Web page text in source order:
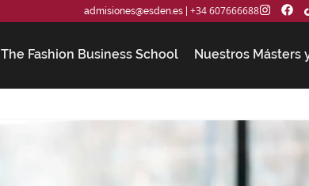
admisiones@esden.es| +34 607666688
The Fashion Business School Nuestros Másters